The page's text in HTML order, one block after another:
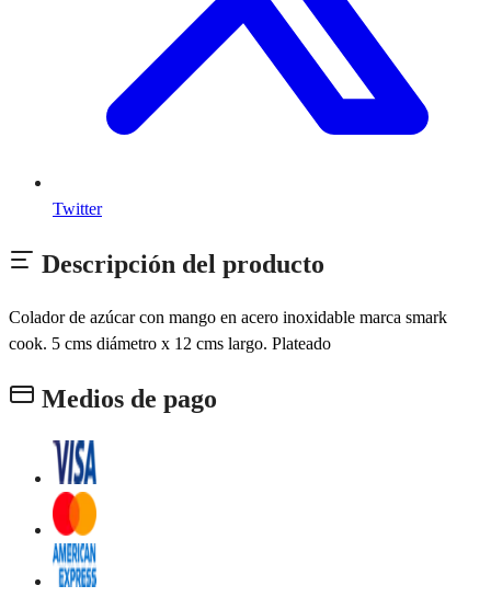
Twitter
Descripción del producto
Colador de azúcar con mango en acero inoxidable marca smark
cook. 5 cms diámetro x 12 cms largo. Plateado
Medios de pago